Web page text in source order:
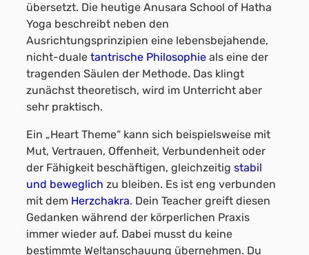
übersetzt. Die heutige Anusara School of Hatha
Yoga beschreibt neben den
Ausrichtungsprinzipien eine lebensbejahende,
nicht-duale tantrische Philosophie als eine der
tragenden Säulen der Methode. Das klingt
zunächst theoretisch, wird im Unterricht aber
sehr praktisch.
Ein „Heart Theme“ kann sich beispielsweise mit
Mut, Vertrauen, Offenheit, Verbundenheit oder
der Fähigkeit beschäftigen, gleichzeitig stabil
und beweglich zu bleiben. Es ist eng verbunden
mit dem Herzchakra. Dein Teacher greift diesen
Gedanken während der körperlichen Praxis
immer wieder auf. Dabei musst du keine
bestimmte Weltanschauung übernehmen. Du